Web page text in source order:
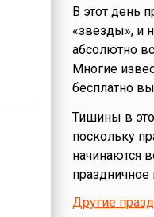
В этот день
«звезды», и
абсолютно
Многие
бесплатно
Тишины в
поскольку
начинаются
праздничное
Другие